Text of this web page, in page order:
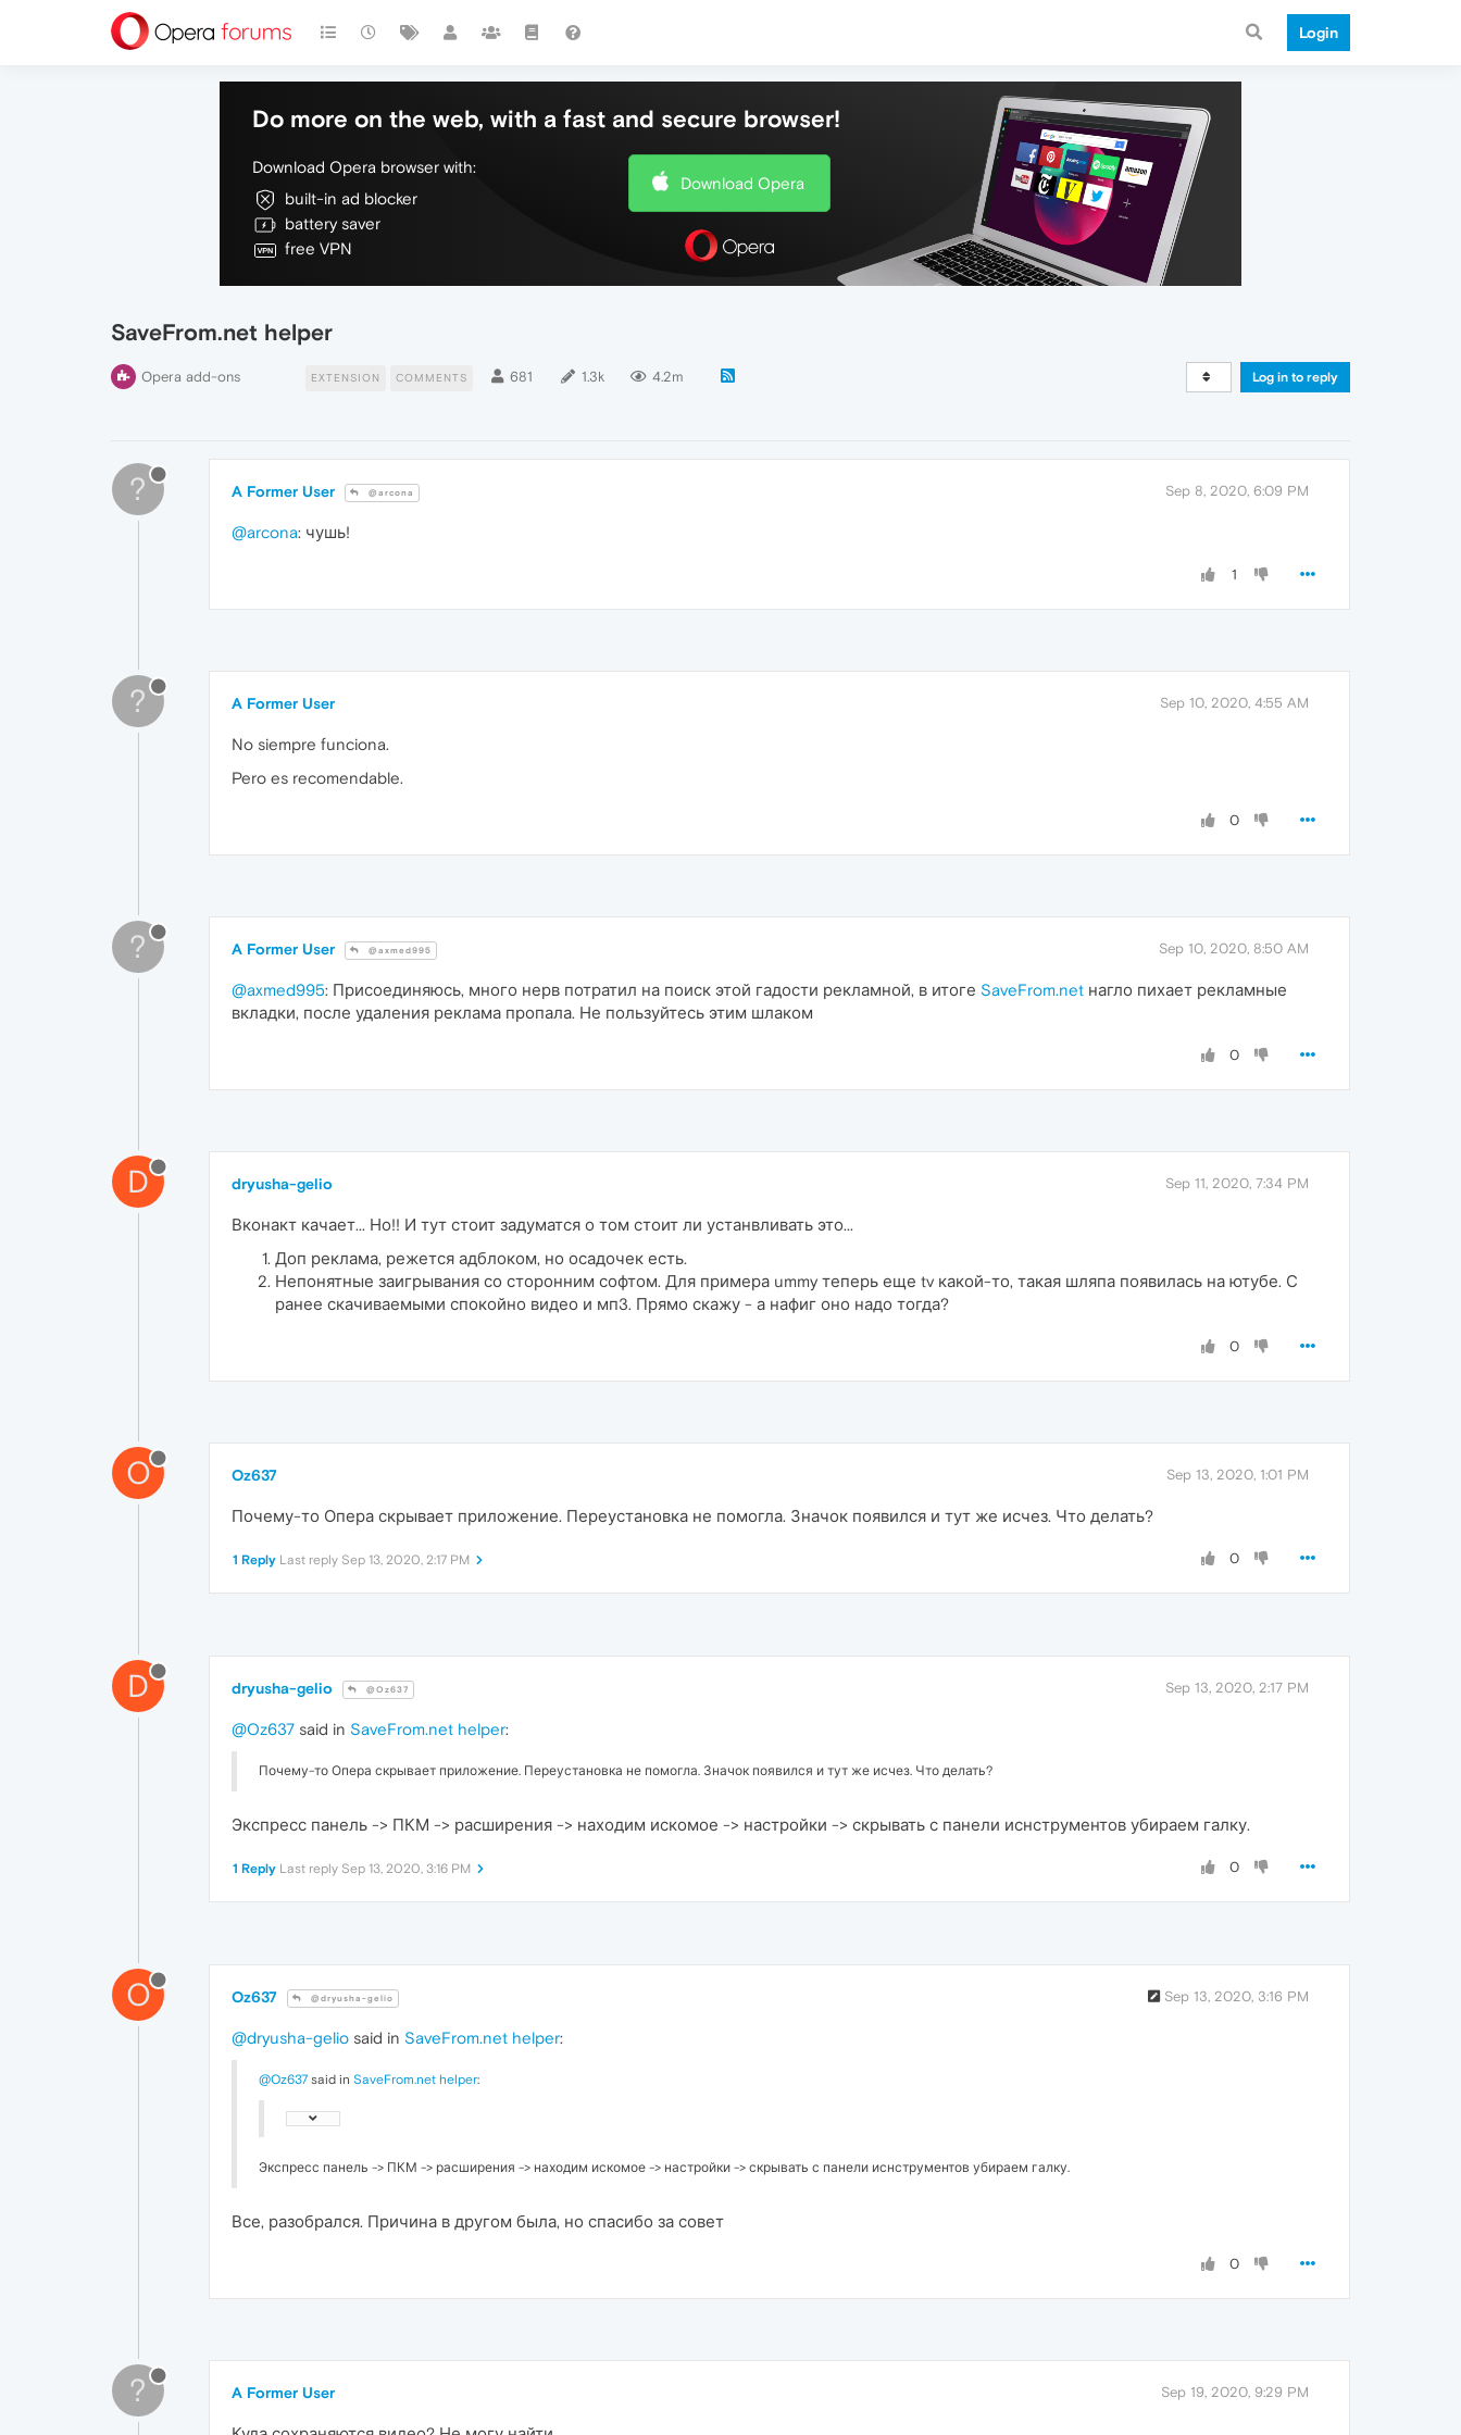
Login
Do more on the web, with a fast and secure browser!
Download Opera browser with:
built-in ad blocker
battery saver
free VPN
Download Opera
SaveFrom.net helper
Opera add-ons EXTENSION COMMENTS 681 1.3k 4.2m Log in to reply
? A Former User @arcona Sep 8, 2020, 6:09 PM
@arcona: чушь!
1
? A Former User Sep 10, 2020, 4:55 AM
No siempre funciona.
Pero es recomendable.
0
? A Former User @axmed995 Sep 10, 2020, 8:50 AM
@axmed995: Присоединяюсь, много нерв потратил на поиск этой гадости рекламной, в итоге SaveFrom.net нагло пихает рекламные
вкладки, после удаления реклама пропала. Не пользуйтесь этим шлаком
0
D dryusha-gelio Sep 11, 2020, 7:34 PM
Вконакт качает... Но!! И тут стоит задуматся о том стоит ли устанвливать это...
Доп реклама, режется адблоком, но осадочек есть.
Непонятные заигрывания со сторонним софтом. Для примера ummy теперь еще tv какой-то, такая шляпа появилась на ютубе. С
ранее скачиваемыми спокойно видео и мп3. Прямо скажу - а нафиг оно надо тогда?
0
O Oz637 Sep 13, 2020, 1:01 PM
Почему-то Опера скрывает приложение. Переустановка не помогла. Значок появился и тут же исчез. Что делать?
0
1 Reply Last reply Sep 13, 2020, 2:17 PM
D dryusha-gelio @Oz637 Sep 13, 2020, 2:17 PM
@Oz637 said in SaveFrom.net helper:
Почему-то Опера скрывает приложение. Переустановка не помогла. Значок появился и тут же исчез. Что делать?
Экспресс панель -> ПКМ -> расширения -> находим искомое -> настройки -> скрывать с панели иснструментов убираем галку.
0
1 Reply Last reply Sep 13, 2020, 3:16 PM
O Oz637 @dryusha-gelio Sep 13, 2020, 3:16 PM
@dryusha-gelio said in SaveFrom.net helper:
@Oz637 said in SaveFrom.net helper:
Экспресс панель -> ПКМ -> расширения -> находим искомое -> настройки -> скрывать с панели иснструментов убираем галку.
Все, разобрался. Причина в другом была, но спасибо за совет
0
? A Former User Sep 19, 2020, 9:29 PM